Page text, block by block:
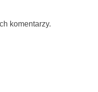
komentarzy.